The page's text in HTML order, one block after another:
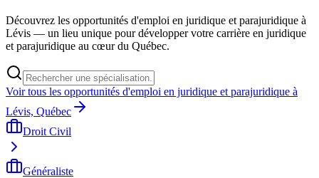
Découvrez les opportunités d'emploi en juridique et parajuridique à
Lévis — un lieu unique pour développer votre carrière en juridique
et parajuridique au cœur du Québec.
Voir tous les opportunités d'emploi en juridique et parajuridique à
Lévis, Québec
Droit Civil
Généraliste